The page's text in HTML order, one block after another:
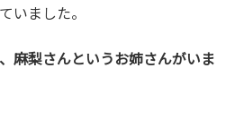
いました。
麻梨さんというお姉さんがいま